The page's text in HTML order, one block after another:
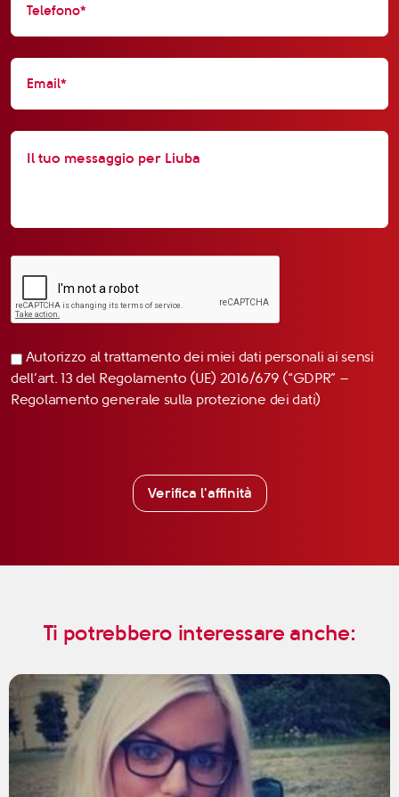
Autorizzo al trattamento dei miei dati personali ai sensi
dell’art. 13 del Regolamento (UE) 2016/679 (“GDPR” –
Regolamento generale sulla protezione dei dati)
Verifica l'affinità
Ti potrebbero interessare anche: